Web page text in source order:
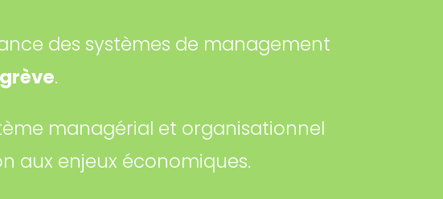
des systèmes de management
.
managérial et organisationnel
aux enjeux économiques.